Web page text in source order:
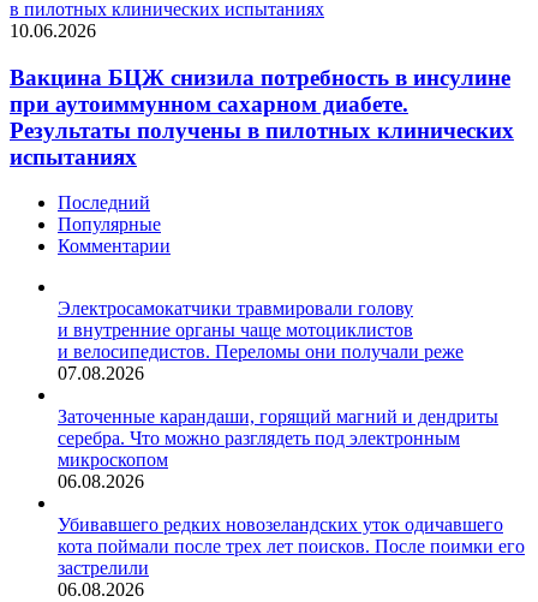
в пилотных клинических испытаниях
10.06.2026
Вакцина БЦЖ снизила потребность в инсулине
при аутоиммунном сахарном диабете.
Результаты получены в пилотных клинических
испытаниях
Последний
Популярные
Комментарии
Электросамокатчики травмировали голову
и внутренние органы чаще мотоциклистов
и велосипедистов. Переломы они получали реже
07.08.2026
Заточенные карандаши, горящий магний и дендриты
серебра. Что можно разглядеть под электронным
микроскопом
06.08.2026
Убивавшего редких новозеландских уток одичавшего
кота поймали после трех лет поисков. После поимки его
застрелили
06.08.2026